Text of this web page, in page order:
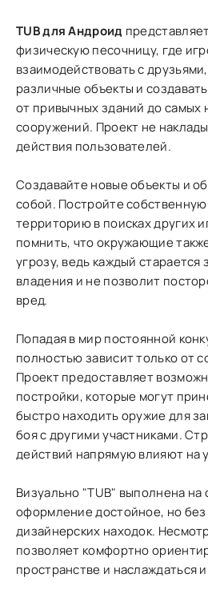
TUB для Андроид
физическую песочницу, где
взаимодействовать с
различные объекты и
от привычных зданий до самых
сооружений. Проект не
действия пользователей.
Создавайте новые объекты и
собой. Постройте
территорию в поисках других
помнить, что окружающие
угрозу, ведь каждый старается
владения и не позволит
вред.
Попадая в мир постоянной
полностью зависит только от
Проект предоставляет
постройки, которые могут
быстро находить оружие для
боя с другими участниками.
действий напрямую влияют на
Визуально "TUB" выполнена на
оформление достойное, но
дизайнерских находок.
позволяет комфортно
пространстве и наслаждаться